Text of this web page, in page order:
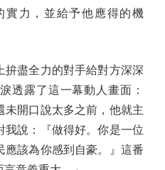
實力，並給予他應得的機
盡全力的對手給對方深深
透露了這一幕動人畫面：
未開口說太多之前，他就主
我說：『做得好。你是一位
應該為你感到自豪。』這番